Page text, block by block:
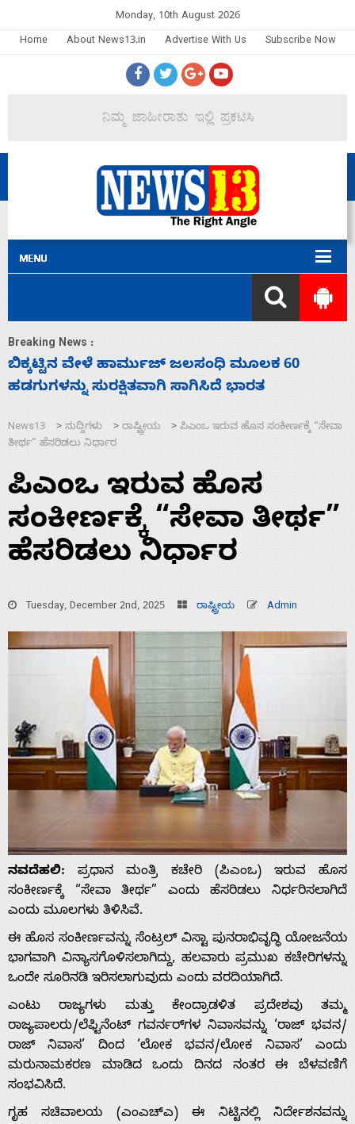
Monday, 10th August 2026
Home
About News13.in Advertise With Us Subscribe Now
Breaking News :
ನಾಗೇಂದ್ರ ರಾಜೀನಾಮೆ ಕೊಡದಿದ್ದರೆ ಸದನ ನಡೆಸಲು
ಬಿಡೆವು: ಛಲವಾದಿ ನಾರಾಯಣಸ್ವಾಮಿ
Home
News13 > ಸುದ್ದಿಗಳು > ರಾಷ್ಟ್ರೀಯ > ಪಿಎಂಒ ಇರುವ ಹೊಸ ಸಂಕೀರ್ಣಕ್ಕೆ “ಸೇವಾ
ತೀರ್ಥ” ಹೆಸರಿಡಲು ನಿರ್ಧಾರ
ಪಿಎಂಒ ಇರುವ ಹೊಸ
ಸಂಕೀರ್ಣಕ್ಕೆ “ಸೇವಾ ತೀರ್ಥ”
ಹೆಸರಿಡಲು ನಿರ್ಧಾರ
Tuesday, December 2nd, 2025 ರಾಷ್ಟ್ರೀಯ Admin
ನವದೆಹಲಿ: ಪ್ರಧಾನ ಮಂತ್ರಿ ಕಚೇರಿ (ಪಿಎಂಒ) ಇರುವ ಹೊಸ
ಸಂಕೀರ್ಣಕ್ಕೆ “ಸೇವಾ ತೀರ್ಥ” ಎಂದು ಹೆಸರಿಡಲು ನಿರ್ಧರಿಸಲಾಗಿದೆ
ಎಂದು ಮೂಲಗಳು ತಿಳಿಸಿವೆ.
ಈ ಹೊಸ ಸಂಕೀರ್ಣವನ್ನು ಸೆಂಟ್ರಲ್ ವಿಸ್ಟಾ ಪುನರಾಭಿವೃದ್ಧಿ ಯೋಜನೆಯ
ಭಾಗವಾಗಿ ವಿನ್ಯಾಸಗೊಳಿಸಲಾಗಿದ್ದು, ಹಲವಾರು ಪ್ರಮುಖ ಕಚೇರಿಗಳನ್ನು
ಒಂದೇ ಸೂರಿನಡಿ ಇರಿಸಲಾಗುವುದು ಎಂದು ವರದಿಯಾಗಿದೆ.
ಎಂಟು ರಾಜ್ಯಗಳು ಮತ್ತು ಕೇಂದ್ರಾಡಳಿತ ಪ್ರದೇಶವು ತಮ್ಮ
ರಾಜ್ಯಪಾಲರು/ಲೆಫ್ಟಿನೆಂಟ್ ಗವರ್ನರ್‌ಗಳ ನಿವಾಸವನ್ನು ‘ರಾಜ್ ಭವನ/
ರಾಜ್ ನಿವಾಸ’ ದಿಂದ ‘ಲೋಕ ಭವನ/ಲೋಕ ನಿವಾಸ’ ಎಂದು
ಮರುನಾಮಕರಣ ಮಾಡಿದ ಒಂದು ದಿನದ ನಂತರ ಈ ಬೆಳವಣಿಗೆ
ಸಂಭವಿಸಿದೆ.
ಗೃಹ ಸಚಿವಾಲಯ (ಎಂಎಚ್‌ಎ) ಈ ನಿಟ್ಟಿನಲ್ಲಿ ನಿರ್ದೇಶನವನ್ನು